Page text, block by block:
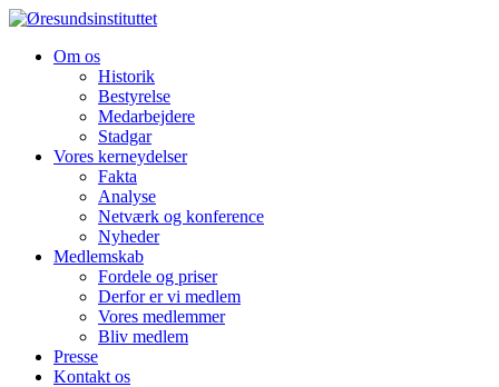
Om os
Historik
Bestyrelse
Medarbejdere
Stadgar
Vores kerneydelser
Fakta
Analyse
Netværk og konference
Nyheder
Medlemskab
Fordele og priser
Derfor er vi medlem
Vores medlemmer
Bliv medlem
Presse
Kontakt os